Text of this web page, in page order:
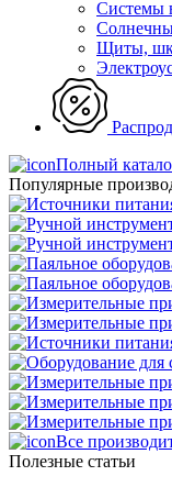
Системы
Щиты,
Полный
Популярные
Все
Полезные статьи